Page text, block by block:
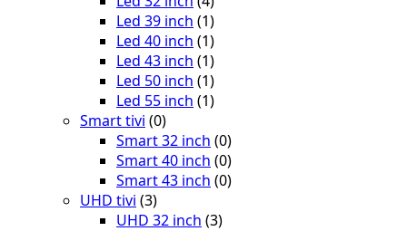
Led 39 inch (1)
Led 40 inch (1)
Led 43 inch (1)
Led 50 inch (1)
Led 55 inch (1)
Smart tivi (0)
Smart 32 inch (0)
Smart 40 inch (0)
Smart 43 inch (0)
UHD tivi (3)
UHD 32 inch (3)